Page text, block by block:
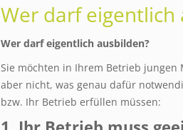
Wer darf eigentlich
Wer darf eigentlich ausbilden?
Sie möchten in Ihrem Betrieb
aber nicht, was genau dafür
bzw. Ihr Betrieb erfüllen müssen: